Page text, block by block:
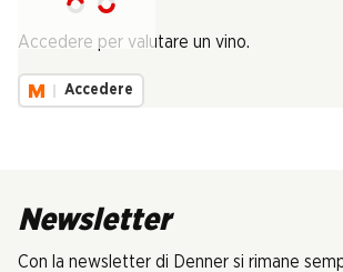
Accedere per valutare un vino.
Accedere
Newsletter
Con la newsletter di Denner si rimane